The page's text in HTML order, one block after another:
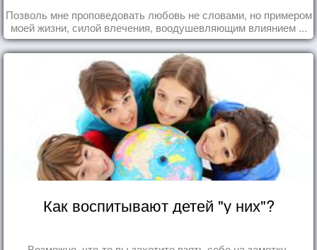
Позволь мне проповедовать любовь не словами, но примером
моей жизни, силой влечения, воодушевляющим влиянием ...
Как воспитывают детей "у них"?